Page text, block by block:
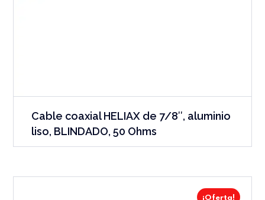
Cable coaxial HELIAX de 7/8″, aluminio
liso, BLINDADO, 50 Ohms
¡Oferta!